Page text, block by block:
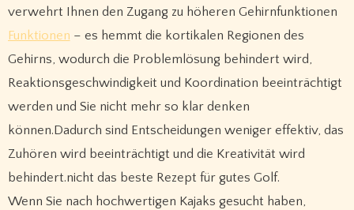
verwehrt Ihnen den Zugang zu höheren Gehirnfunktionen
Funktionen – es hemmt die kortikalen Regionen des
Gehirns, wodurch die Problemlösung behindert wird,
Reaktionsgeschwindigkeit und Koordination beeinträchtigt
werden und Sie nicht mehr so ​​klar denken
können.Dadurch sind Entscheidungen weniger effektiv, das
Zuhören wird beeinträchtigt und die Kreativität wird
behindert.nicht das beste Rezept für gutes Golf.
Wenn Sie nach hochwertigen Kajaks gesucht haben,